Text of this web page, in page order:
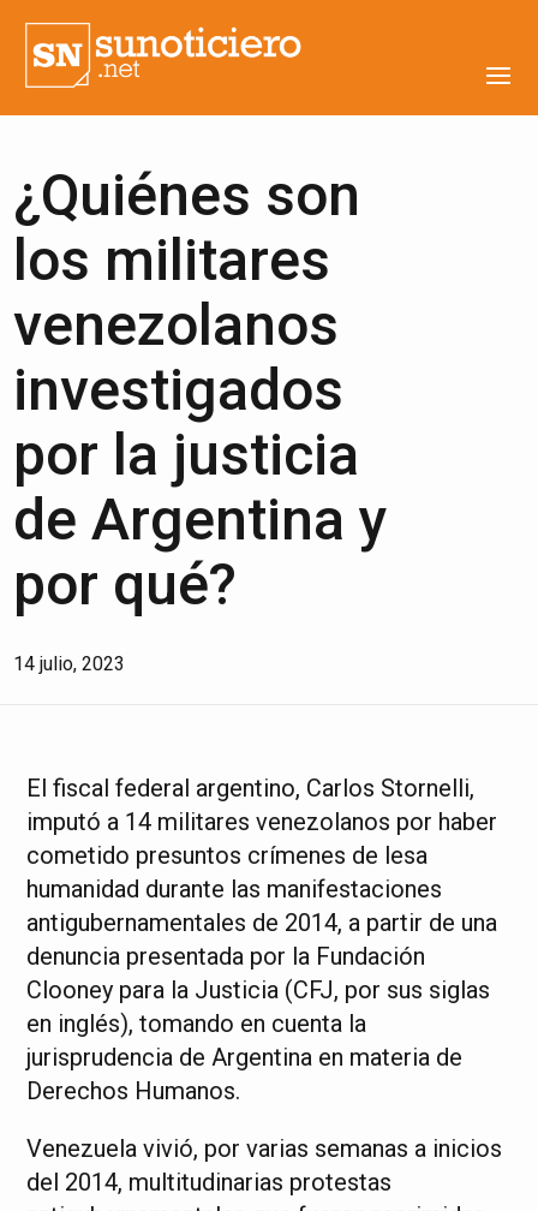
¿Quiénes son
los militares
venezolanos
investigados
por la justicia
de Argentina y
por qué?
14 julio, 2023
El fiscal federal argentino, Carlos Stornelli,
imputó a 14 militares venezolanos por haber
cometido presuntos crímenes de lesa
humanidad durante las manifestaciones
antigubernamentales de 2014, a partir de una
denuncia presentada por la Fundación
Clooney para la Justicia (CFJ, por sus siglas
en inglés), tomando en cuenta la
jurisprudencia de Argentina en materia de
Derechos Humanos.
Venezuela vivió, por varias semanas a inicios
del 2014, multitudinarias protestas